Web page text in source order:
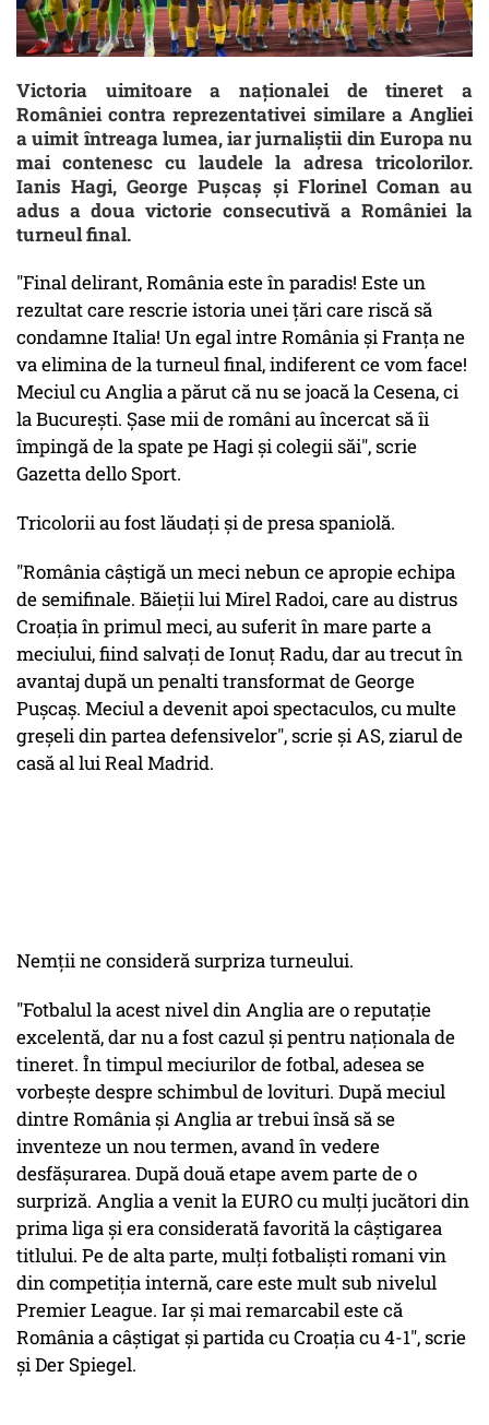
Victoria uimitoare a naţionalei de tineret a
României contra reprezentativei similare a Angliei
a uimit întreaga lumea, iar jurnaliştii din Europa nu
mai contenesc cu laudele la adresa tricolorilor.
Ianis Hagi, George Puşcaş şi Florinel Coman au
adus a doua victorie consecutivă a României la
turneul final.
"Final delirant, România este în paradis! Este un
rezultat care rescrie istoria unei ţări care riscă să
condamne Italia! Un egal intre România şi Franţa ne
va elimina de la turneul final, indiferent ce vom face!
Meciul cu Anglia a părut că nu se joacă la Cesena, ci
la Bucureşti. Şase mii de români au încercat să îi
împingă de la spate pe Hagi şi colegii săi", scrie
Gazetta dello Sport.
Tricolorii au fost lăudaţi şi de presa spaniolă.
"România câştigă un meci nebun ce apropie echipa
de semifinale. Băieţii lui Mirel Radoi, care au distrus
Croaţia în primul meci, au suferit în mare parte a
meciului, fiind salvaţi de Ionuţ Radu, dar au trecut în
avantaj după un penalti transformat de George
Puşcaş. Meciul a devenit apoi spectaculos, cu multe
greşeli din partea defensivelor", scrie şi AS, ziarul de
casă al lui Real Madrid.
Nemţii ne consideră surpriza turneului.
"Fotbalul la acest nivel din Anglia are o reputaţie
excelentă, dar nu a fost cazul şi pentru naţionala de
tineret. În timpul meciurilor de fotbal, adesea se
vorbeşte despre schimbul de lovituri. După meciul
dintre România şi Anglia ar trebui însă să se
inventeze un nou termen, avand în vedere
desfăşurarea. După două etape avem parte de o
surpriză. Anglia a venit la EURO cu mulţi jucători din
prima liga şi era considerată favorită la câştigarea
titlului. Pe de alta parte, mulţi fotbalişti romani vin
din competiţia internă, care este mult sub nivelul
Premier League. Iar şi mai remarcabil este că
România a câştigat şi partida cu Croaţia cu 4-1", scrie
şi Der Spiegel.